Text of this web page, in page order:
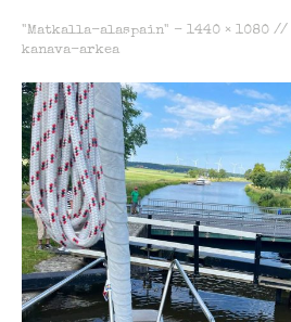
"Matkalla-alaspain" - 1440 × 1080 //
kanava-arkea